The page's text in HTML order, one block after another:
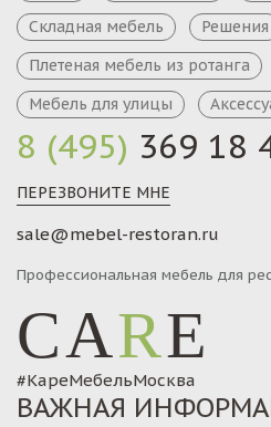
8 (495) 369 18
ПЕРЕЗВОНИТЕ МНЕ
sale@mebel-restoran.ru
Профессиональная мебель для
CARE
#КареМебельМосква
Складная мебель
Решения
Плетеная мебель из ротанга
Мебель для улицы
ВАЖНАЯ